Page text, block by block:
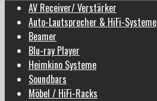
AV Receiver/ Verstärker
Auto-Lautsprecher & HiFi-Systeme
Beamer
Blu-ray Player
Heimkino Systeme
Soundbars
Möbel / HiFi-Racks